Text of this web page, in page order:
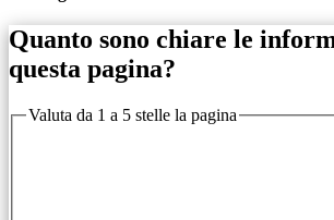
Quanto sono chiare le
questa pagina?
Valuta da 1 a 5 stelle la pagina